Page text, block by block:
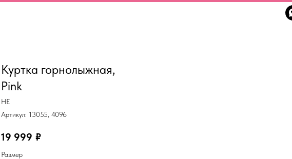
Куртка горнолыжная,
Pink
HE
Артикул: 13055, 4096
19 999 ₽
Размер